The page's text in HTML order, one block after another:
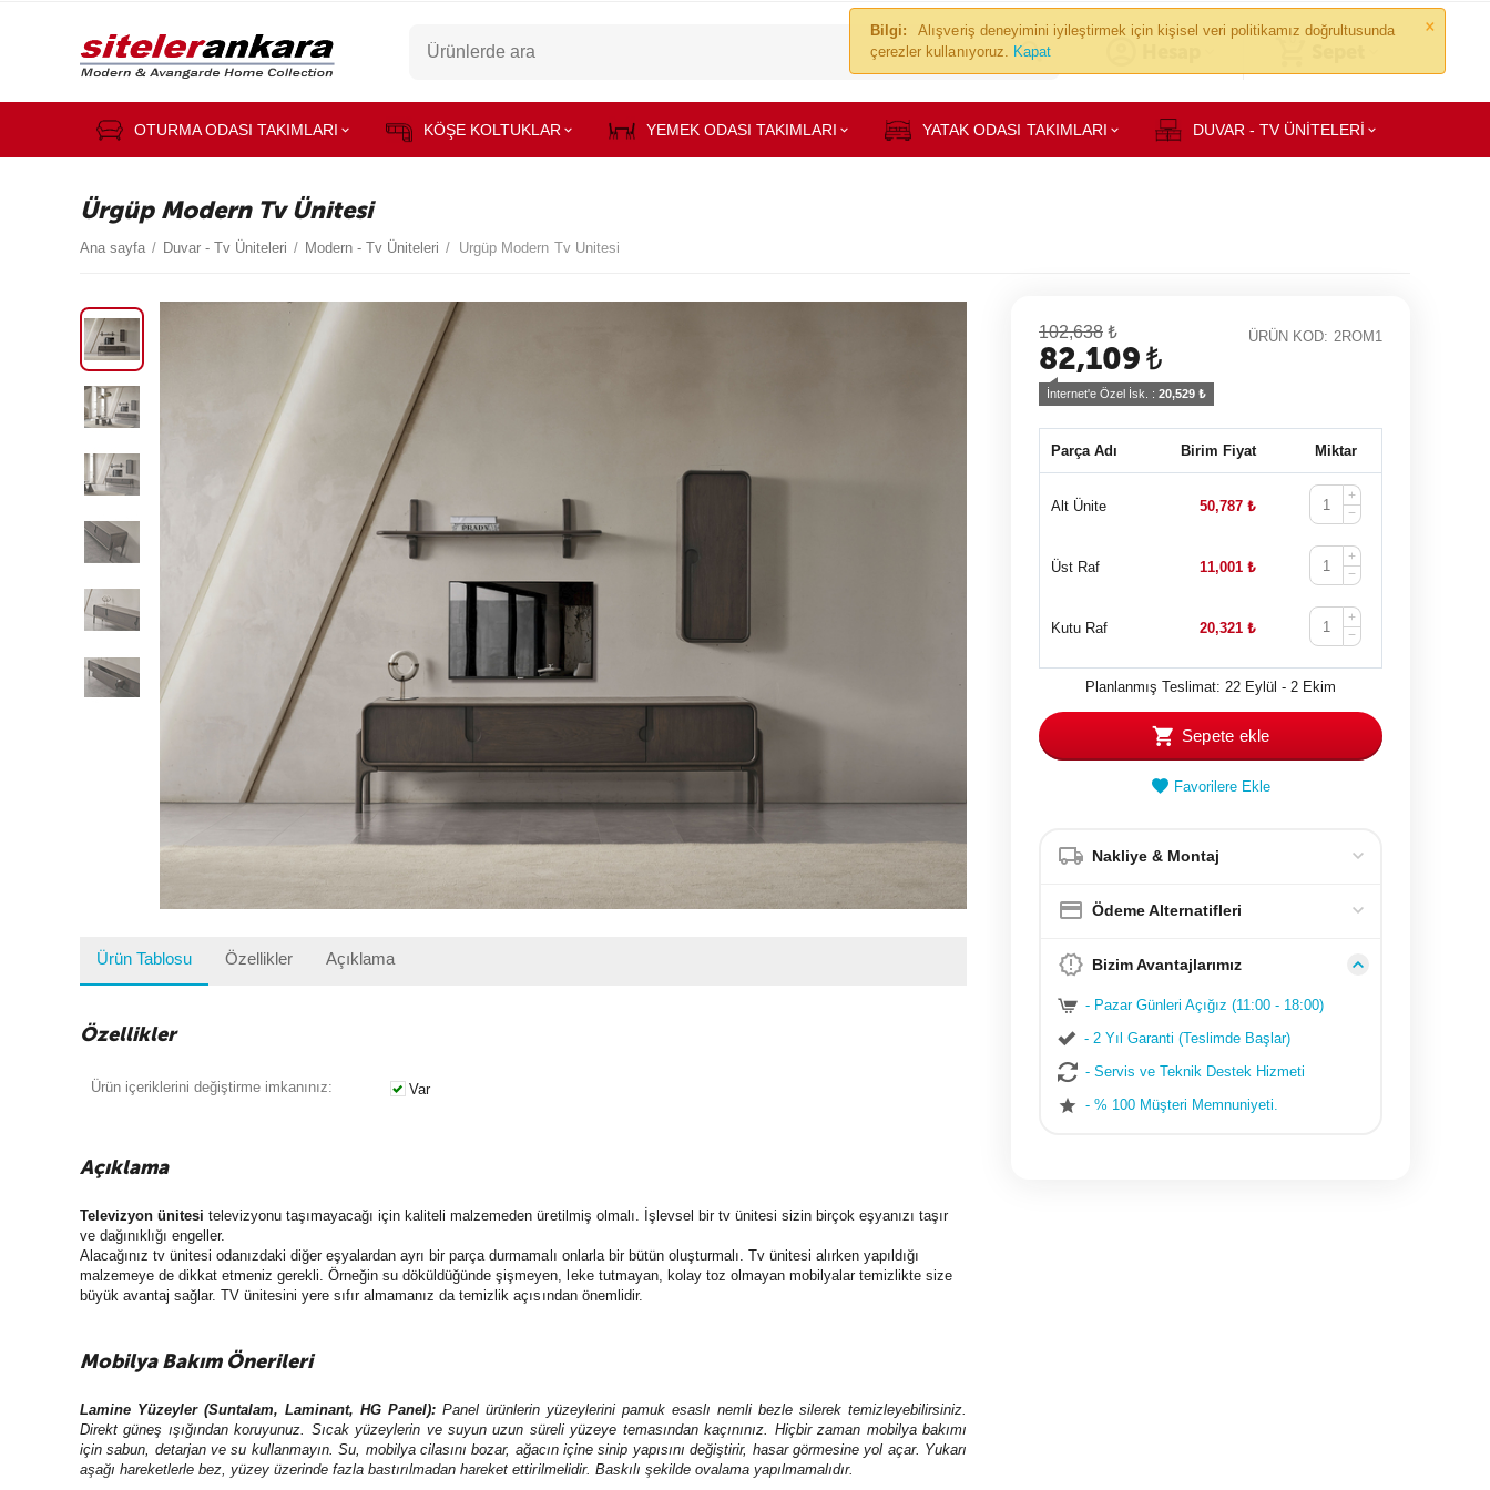
×
Bilgi:
Alışveriş deneyimini iyileştirmek için kişisel veri politikamız doğrultusunda
çerezler kullanıyoruz. Kapat
0
OTURMA ODASI TAKIMLARI KÖŞE KOLTUKLAR YEMEK ODASI TAKIMLARI YATAK ODASI TAKIMLARI DUVAR - TV ÜNİTELERİ
Ürgüp Modern Tv Ünitesi
Ana sayfa / Duvar - Tv Üniteleri / Modern - Tv Üniteleri / Ürgüp Modern Tv Ünitesi
Ürün Tablosu Özellikler Açıklama
Özellikler
Ürün içeriklerini değiştirme imkanınız: Var
Açıklama
Televizyon ünitesitelevizyonu taşımayacağı için kaliteli malzemeden üretilmiş olmalı. İşlevsel bir tv ünitesi sizin birçok eşyanızı taşır
ve dağınıklığı engeller.
Alacağınız tv ünitesi odanızdaki diğer eşyalardan ayrı bir parça durmamalı onlarla bir bütün oluşturmalı. Tv ünitesi alırken yapıldığı
malzemeye de dikkat etmeniz gerekli. Örneğin su döküldüğünde şişmeyen, leke tutmayan, kolay toz olmayan mobilyalar temizlikte size
büyük avantaj sağlar. TV ünitesini yere sıfır almamanız da temizlik açısından önemlidir.
Mobilya Bakım Önerileri
Lamine Yüzeyler (Suntalam, Laminant, HG Panel): Panel ürünlerin yüzeylerini pamuk esaslı nemli bezle silerek temizleyebilirsiniz.
Direkt güneş ışığından koruyunuz. Sıcak yüzeylerin ve suyun uzun süreli yüzeye temasından kaçınınız. Hiçbir zaman mobilya bakımı
için sabun, detarjan ve su kullanmayın. Su, mobilya cilasını bozar, ağacın içine sinip yapısını değiştirir, hasar görmesine yol açar. Yukarı
aşağı hareketlerle bez, yüzey üzerinde fazla bastırılmadan hareket ettirilmelidir. Baskılı şekilde ovalama yapılmamalıdır.
ÜRÜN KOD: 2ROM1
102,638 ₺
82,109₺
İnternet'e Özel İsk. : 20,529 ₺
Parça Adı Birim Fiyat Miktar
Alt Ünite 50,787 ₺
+
−
Üst Raf 11,001 ₺
+
−
Kutu Raf 20,321 ₺
+
−
Planlanmış Teslimat: 22 Eylül - 2 Ekim
Sepete ekle
Favorilere Ekle
Nakliye & Montaj
Ödeme Alternatifleri
Bizim Avantajlarımız
- Pazar Günleri Açığız (11:00 - 18:00)
- 2 Yıl Garanti (Teslimde Başlar)
- Servis ve Teknik Destek Hizmeti
- % 100 Müşteri Memnuniyeti.